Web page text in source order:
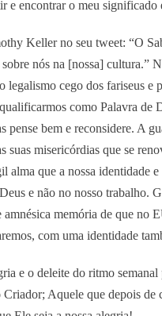
e encontrar o meu
Keller no seu tweet: “O
nós na [nossa] cultura.”
legalismo cego dos fariseus
como Palavra de
pense bem e reconsidere. A
suas misericórdias que se
alma que a nossa identidade
e não no nosso trabalho.
amnésica memória de que no
com uma identidade
e o deleite do ritmo
Aquele que depois de